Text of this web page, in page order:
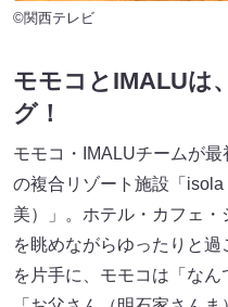
©関西テレビ
モモコとIMALUは
グ！
モモコ・IMALUチームが
の複合リゾート施設「
美）」。ホテル・カフェ
を眺めながらゆったりと
を片手に、モモコは「なん